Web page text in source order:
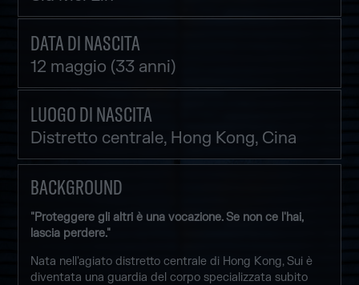
DATA DI NASCITA
12 maggio (33 anni)
LUOGO DI NASCITA
Distretto centrale, Hong Kong, Cina
BACKGROUND
"Proteggere gli altri è una vocazione. Se non ce l'hai,
lascia perdere."
Nata nell'agiato distretto centrale di Hong Kong, Sui è
diventata una guardia del corpo specializzata subito